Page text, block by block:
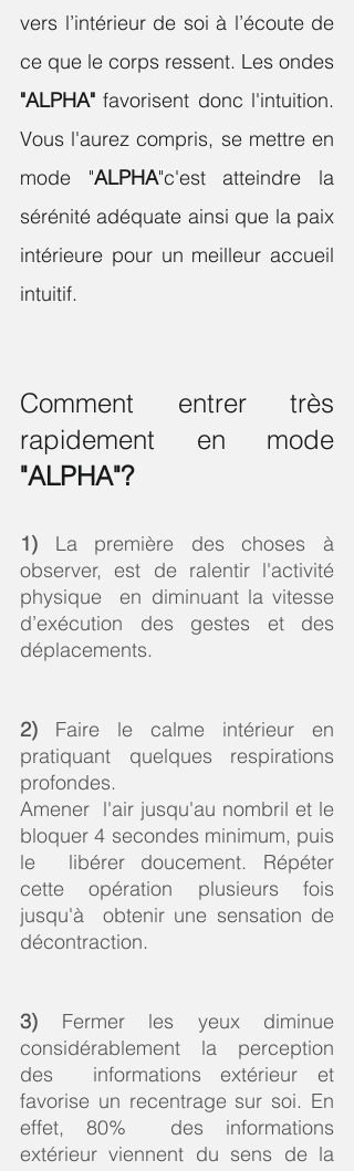
vers l’intérieur de soi à l’écoute de
"ALPHA" favorisent donc l'intuition.
Vous l'aurez compris, se mettre en
mode "ALPHA"c'est atteindre la
sérénité adéquate ainsi que la paix
intérieure pour un meilleur accueil
intuitif.
Comment entrer très
"ALPHA"?
1) La première des choses à
observer, est de ralentir l'activité
physique  en diminuant la vitesse
d’exécution des gestes et des
déplacements.
2) Faire le calme intérieur en
pratiquant quelques respirations
profondes.
Amener  l'air jusqu'au nombril et le
bloquer 4 secondes minimum, puis
le  libérer doucement. Répéter
cette opération plusieurs fois
jusqu'à  obtenir une sensation de
décontraction.
3) Fermer les yeux diminue
considérablement la perception
des  informations extérieur et
favorise un recentrage sur soi. En
effet, 80%  des informations
extérieur viennent du sens de la